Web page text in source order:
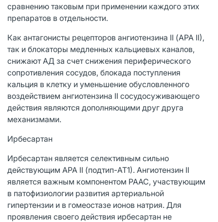
сравнению таковым при применении каждого этих
препаратов в отдельности.
Как антагонисты рецепторов ангиотензина II (АРА II),
так и блокаторы медленных кальциевых каналов,
снижают АД за счет снижения периферического
сопротивления сосудов, блокада поступления
кальция в клетку и уменьшение обусловленного
воздействием ангиотензина II сосудосуживающего
действия являются дополняющими друг друга
механизмами.
Ирбесартан
Ирбесартан является селективным сильно
действующим АРА II (подтип-AT1). Ангиотензин II
является важным компонентом РААС, участвующим
в патофизиологии развития артериальной
гипертензии и в гомеостазе ионов натрия. Для
проявления своего действия ирбесартан не